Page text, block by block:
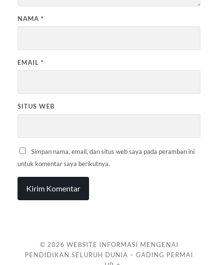
NAMA *
EMAIL *
SITUS WEB
Simpan nama, email, dan situs web saya pada peramban ini
untuk komentar saya berikutnya.
© 2026 WEBSITE INFORMASI MENGENAI
PENDIDIKAN SELURUH DUNIA – GADING PERMAI